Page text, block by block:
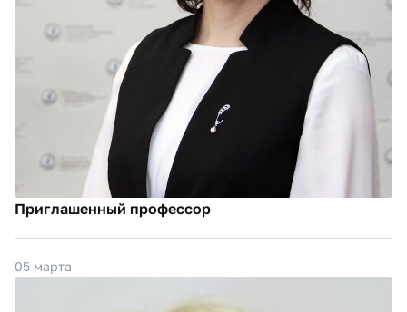
Приглашенный профессор
05 марта